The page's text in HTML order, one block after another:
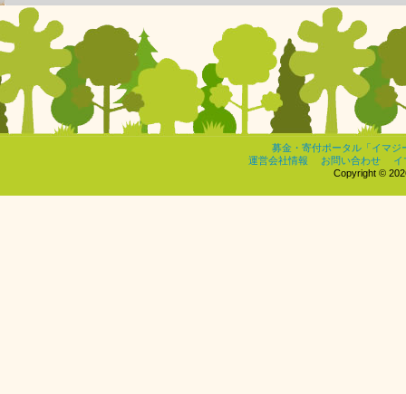
募金・寄付ポータル「イマジ
運営会社情報
お問い合わせ
イ
Copyright ©